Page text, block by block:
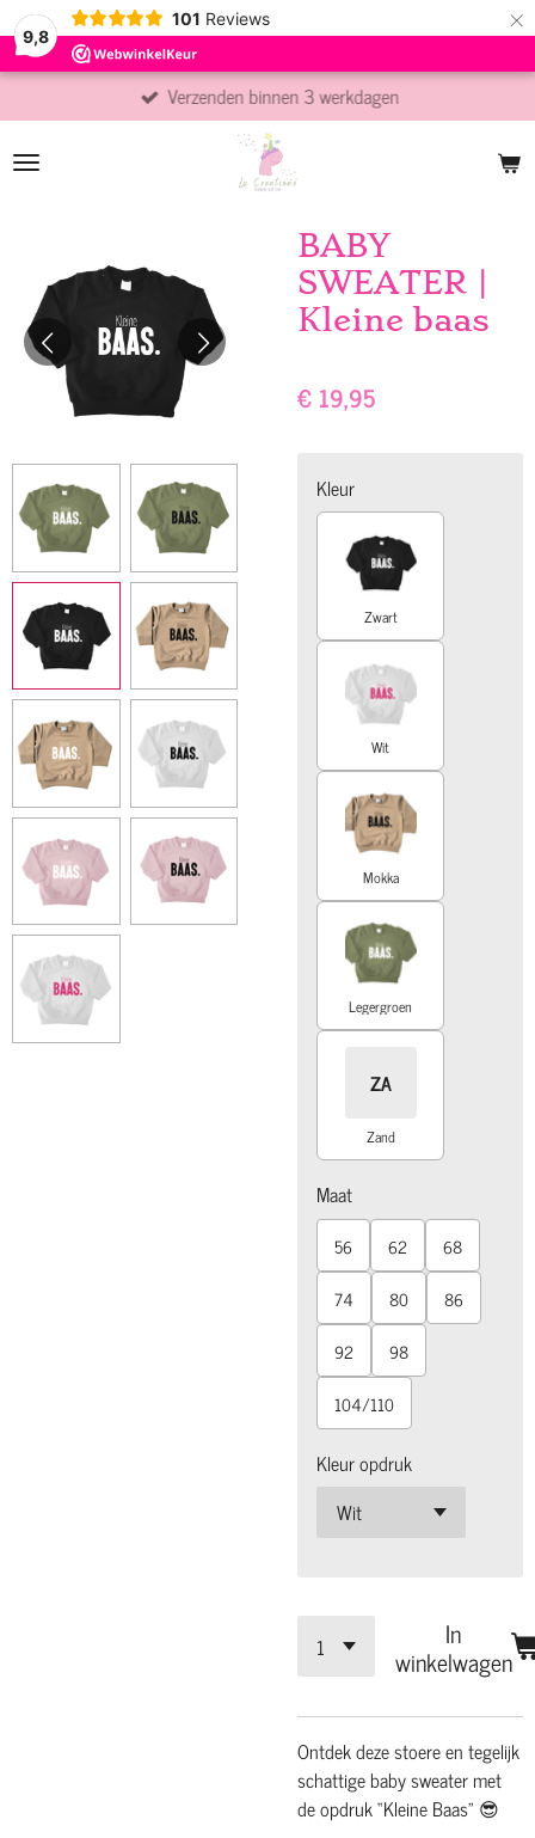
9,8
101 Reviews ×
Verzenden binnen 3 werkdagen
BABY
SWEATER |
Kleine baas
€ 19,95
Kleur
Zwart
Wit
Mokka
Legergroen
ZA
Zand
Maat
56 62
68
74
80
86
92
98
104/110
Kleur opdruk
In
winkelwagen
Ontdek deze stoere en tegelijk
schattige baby sweater met
de opdruk “Kleine Baas” 😎